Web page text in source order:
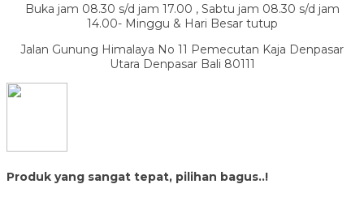
Buka jam 08.30 s/d jam 17.00 , Sabtu jam 08.30 s/d jam
14.00- Minggu & Hari Besar tutup
Jalan Gunung Himalaya No 11 Pemecutan Kaja Denpasar
Utara Denpasar Bali 80111
Produk yang sangat tepat, pilihan bagus..!